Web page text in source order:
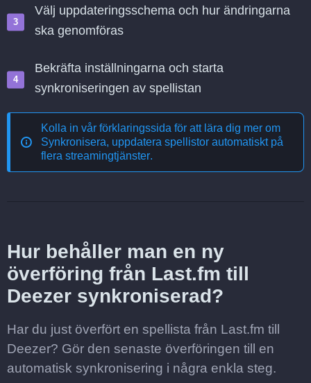
Välj uppdateringsschema och hur ändringarna
ska genomföras
Bekräfta inställningarna och starta
synkroniseringen av spellistan
Kolla in vår förklaringssida för att lära dig mer om
Synkronisera, uppdatera spellistor automatiskt på
flera streamingtjänster.
Hur behåller man en ny
överföring från Last.fm till
Deezer synkroniserad?
Har du just överfört en spellista från Last.fm till
Deezer? Gör den senaste överföringen till en
automatisk synkronisering i några enkla steg.